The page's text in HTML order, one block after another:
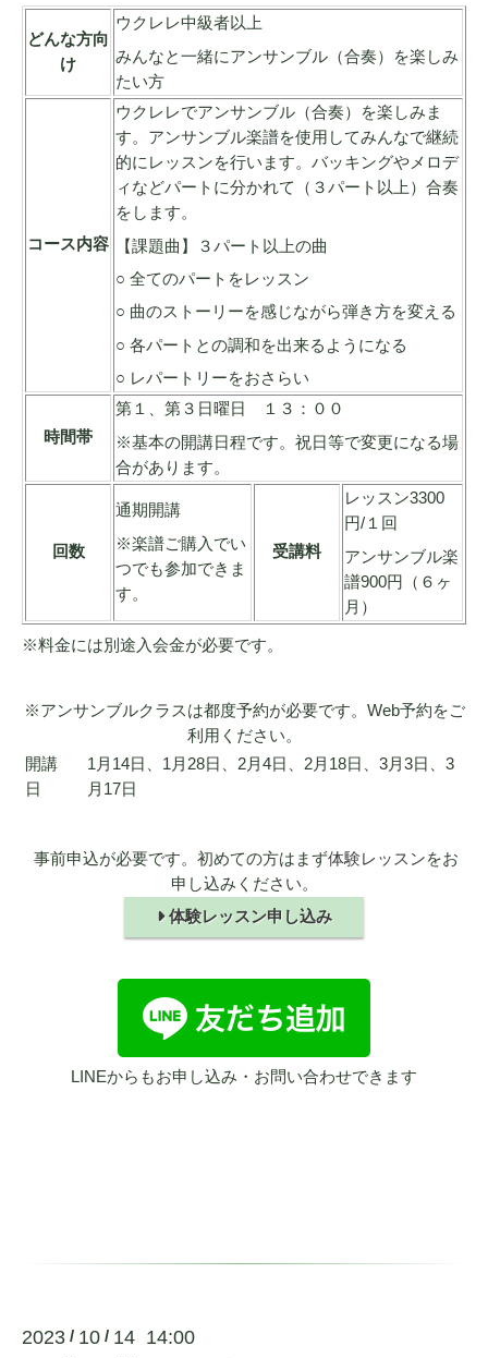
どんな方向
け
ウクレレ中級者以上
みんなと一緒にアンサンブル（合奏）を楽しみ
たい方
コース内容
ウクレレでアンサンブル（合奏）を楽しみま
す。アンサンブル楽譜を使用してみんなで継続
的にレッスンを行います。バッキングやメロデ
ィなどパートに分かれて（３パート以上）合奏
をします。
【課題曲】３パート以上の曲
○ 全てのパートをレッスン
○ 曲のストーリーを感じながら弾き方を変える
○ 各パートとの調和を出来るようになる
○ レパートリーをおさらい
時間帯
第１、第３日曜日 １３：００
※基本の開講日程です。祝日等で変更になる場
合があります。
回数
通期開講
※楽譜ご購入でい
つでも参加できま
す。
受講料
レッスン3300
円/１回
アンサンブル楽
譜900円（６ヶ
月）
※料金には別途入会金が必要です。
※アンサンブルクラスは都度予約が必要です。Web予約をご
利用ください。
開講
日
1月14日、1月28日、2月4日、2月18日、3月3日、3
月17日
事前申込が必要です。初めての方はまず体験レッスンをお
申し込みください。
体験レッスン申し込み
LINEからもお申し込み・お問い合わせできます
2023 / 10 / 14 14:00